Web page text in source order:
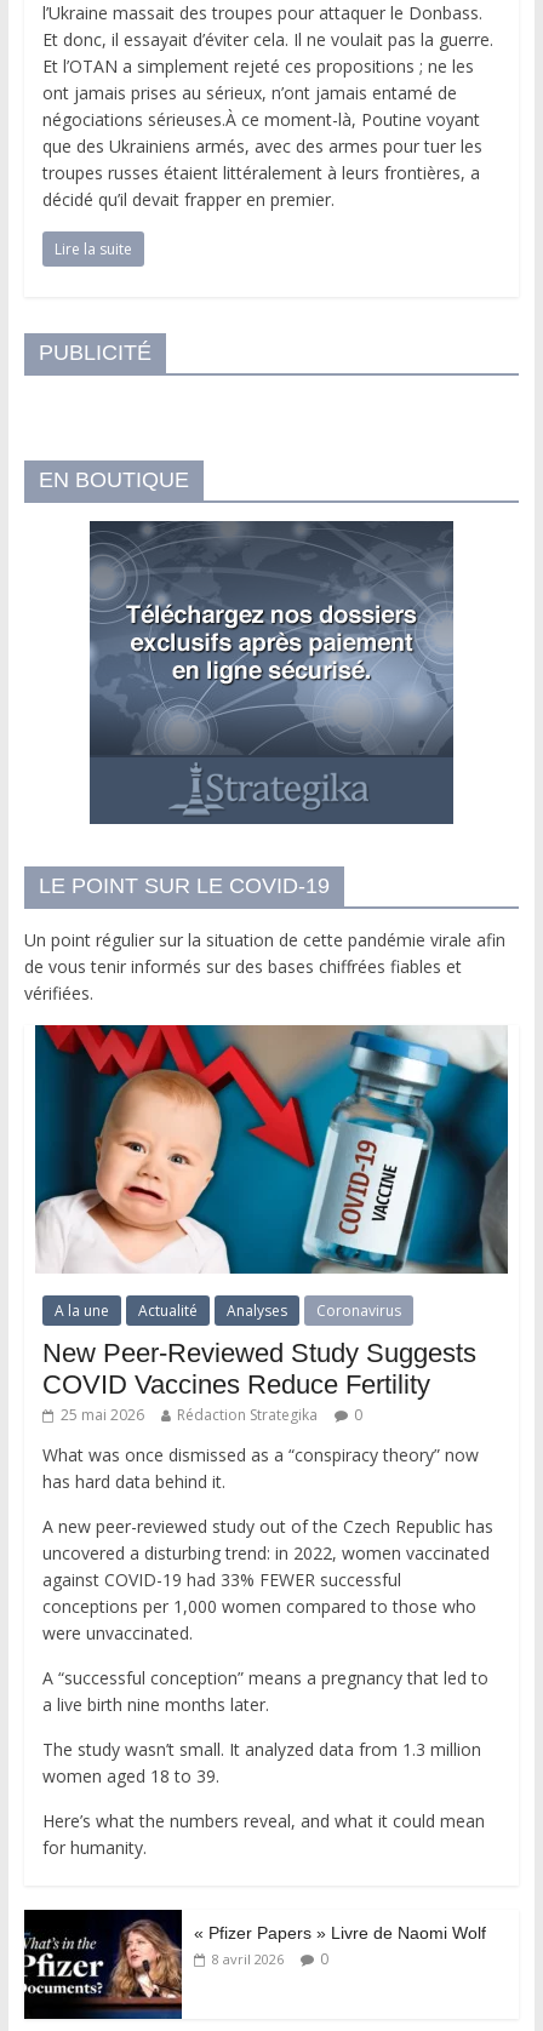
l’Ukraine massait des troupes pour attaquer le Donbass.
Et donc, il essayait d’éviter cela. Il ne voulait pas la guerre.
Et l’OTAN a simplement rejeté ces propositions ; ne les
ont jamais prises au sérieux, n’ont jamais entamé de
négociations sérieuses.À ce moment-là, Poutine voyant
que des Ukrainiens armés, avec des armes pour tuer les
troupes russes étaient littéralement à leurs frontières, a
décidé qu’il devait frapper en premier.
Lire la suite
PUBLICITÉ
EN BOUTIQUE
LE POINT SUR LE COVID-19
Un point régulier sur la situation de cette pandémie virale afin
de vous tenir informés sur des bases chiffrées fiables et
vérifiées.
A la une Actualité Analyses Coronavirus
New Peer-Reviewed Study Suggests
COVID Vaccines Reduce Fertility
25 mai 2026 Rédaction Strategika 0
What was once dismissed as a “conspiracy theory” now
has hard data behind it.
A new peer-reviewed study out of the Czech Republic has
uncovered a disturbing trend: in 2022, women vaccinated
against COVID-19 had 33% FEWER successful
conceptions per 1,000 women compared to those who
were unvaccinated.
A “successful conception” means a pregnancy that led to
a live birth nine months later.
The study wasn’t small. It analyzed data from 1.3 million
women aged 18 to 39.
Here’s what the numbers reveal, and what it could mean
for humanity.
« Pfizer Papers » Livre de Naomi Wolf
8 avril 2026 0